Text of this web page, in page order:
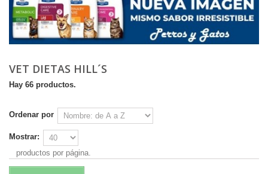
VET DIETAS HILL´S
Hay 66 productos.
Ordenar por
Mostrar:
productos por página.